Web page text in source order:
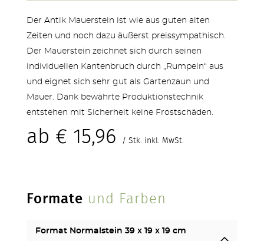
TERRASSEN
ZÄUNE
Der Antik Mauerstein ist wie aus guten alten
Zeiten und noch dazu äußerst preissympathisch.
Der Mauerstein zeichnet sich durch seinen
individuellen Kantenbruch durch „Rumpeln“ aus
und eignet sich sehr gut als Gartenzaun und
Mauer. Dank bewährte Produktionstechnik
entstehen mit Sicherheit keine Frostschäden.
ab € 15,96 / Stk. inkl. MwSt.
Formate und Farben
Format Normalstein 39 x 19 x 19 cm